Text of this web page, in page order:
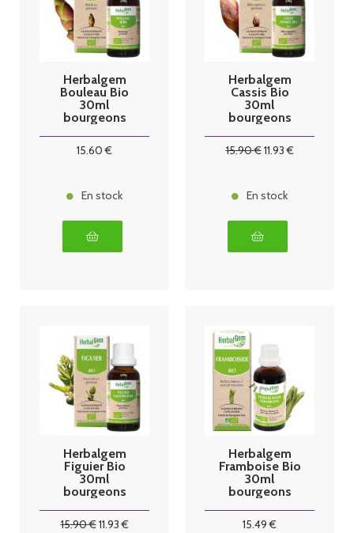
Herbalgem
Bouleau Bio
30ml
bourgeons
15.60 €
En stock
Herbalgem
Cassis Bio
30ml
bourgeons
15.90€11.93€
En stock
Herbalgem
Figuier Bio
30ml
bourgeons
15.90€11.93€
Herbalgem
Framboise Bio
30ml
bourgeons
15.49 €